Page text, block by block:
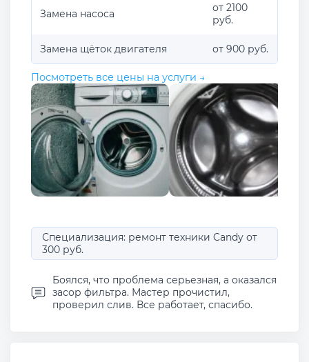
Замена насоса
от 2100
руб.
Замена щёток двигателя от 900 руб.
Посмотреть все цены на услуги →
Специализация: ремонт техники Candy от
300 руб.
Боялся, что проблема серьезная, а оказался
засор фильтра. Мастер прочистил,
проверил слив. Все работает, спасибо.